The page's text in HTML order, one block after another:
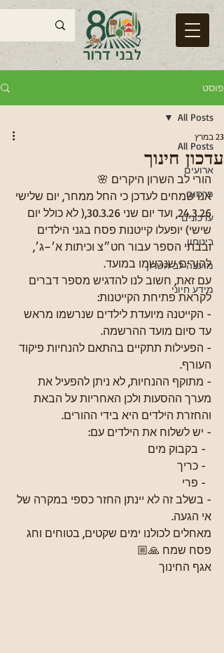
פוסט
All Posts
ארועים
פרסום
עדכונים
ביטחון
מועצה לב השרון
מידע חיוני
All Posts
עדכון חינוך
23 במרץ
הורי לב השרון היקרים 🌸
אנו שמחים לעדכן כי החל ממחר, יום שלישי
24.3.26, ועד יום שני 30.3.26,( לא כולל יום
שישי) יופעלו קייטנות פסח בגני הילדים
ובבתי הספר עבור חט״צ וכיתות א׳–ג׳,
להורים שנרשמו במועד.
עם זאת, חשוב לנו להדגיש מספר דברים
לקראת פתיחת הקייטנות:
- הקייטנה מיועדת לילדים שנרשמו מראש
עד סיום מועד ההרשמה.
- הפעילות תתקיים בהתאם להנחיות פיקוד
העורף.
- מתוקף ההנחיות, לא ניתן להפעיל את
מערך ההסעות ולכן האחריות על הבאת
והחזרת הילדים היא בידי ההורים.
- יש לשלוח את הילדים עם:
- בשלב זה לא יינתן החזר כספי במקרה של
אי הגעה.
מאחלים לכולנו ימים שקטים, בטוחים וחג
פסח שמח 🙏🏼
אגף החינוך